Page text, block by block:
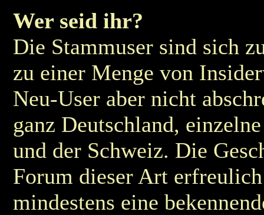
Wer seid ihr?
Die Stammuser sind sich
zu einer Menge von
Neu-User aber nicht
ganz Deutschland,
und der Schweiz. Die
Forum dieser Art
mindestens eine